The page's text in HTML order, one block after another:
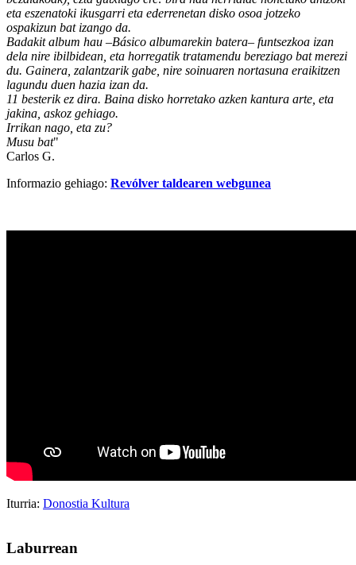
eta eszenatoki ikusgarri eta ederrenetan disko osoa jotzeko
ospakizun bat izango da.
Badakit album hau –Básico albumarekin batera– funtsezkoa izan
dela nire ibilbidean, eta horregatik tratamendu bereziago bat merezi
du. Gainera, zalantzarik gabe, nire soinuaren nortasuna eraikitzen
lagundu duen hazia izan da.
11 besterik ez dira. Baina disko horretako azken kantura arte, eta
jakina, askoz gehiago.
Irrikan nago, eta zu?
Musu bat"
Carlos G.
Informazio gehiago: Revólver taldearen webgunea
Iturria: Donostia Kultura
Laburrean